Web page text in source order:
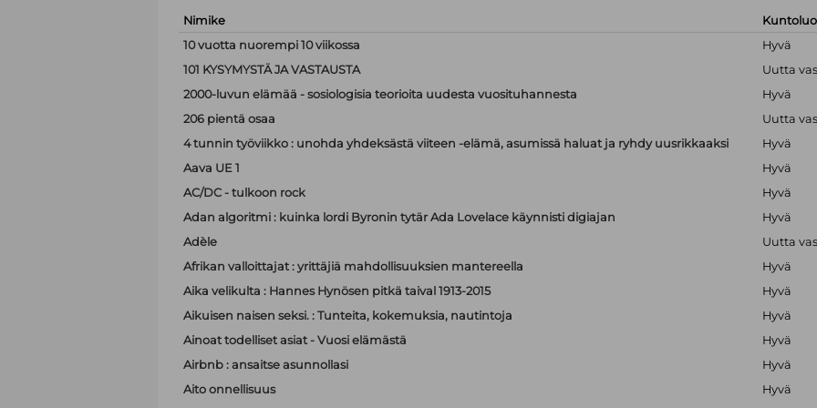
Nimike
10 vuotta nuorempi 10 viikossa
Hyvä
101 KYSYMYSTÄ JA VASTAUSTA
Uutta
2000-luvun elämää - sosiologisia teorioita uudesta vuosituhannesta
Hyvä
206 pientä osaa
Uutta
4 tunnin työviikko : unohda yhdeksästä viiteen -elämä, asumissä haluat ja ryhdy uusrikkaaksi
Hyvä
Aava UE 1
Hyvä
AC/DC - tulkoon rock
Hyvä
Adan algoritmi : kuinka lordi Byronin tytär Ada Lovelace käynnisti digiajan
Hyvä
Adèle
Uutta
Afrikan valloittajat : yrittäjiä mahdollisuuksien mantereella
Hyvä
Aika velikulta : Hannes Hynösen pitkä taival 1913-2015
Hyvä
Aikuisen naisen seksi. : Tunteita, kokemuksia, nautintoja
Hyvä
Ainoat todelliset asiat - Vuosi elämästä
Hyvä
Airbnb : ansaitse asunnollasi
Hyvä
Aito onnellisuus
Hyvä